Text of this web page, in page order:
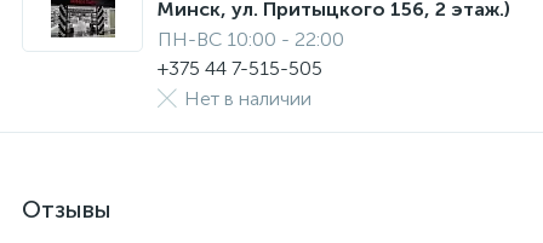
Минск, ул. Притыцкого 156, 2 этаж.)
ПН-ВС 10:00 - 22:00
+375 44 7-515-505
Нет в наличии
Отзывы